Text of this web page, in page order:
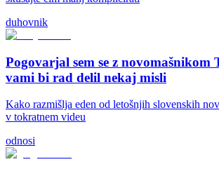
duhovnik
Pogovarjal sem se z novomašnikom
vami bi rad delil nekaj misli
Kako razmišlja eden od letošnjih slovenskih
v tokratnem videu
odnosi